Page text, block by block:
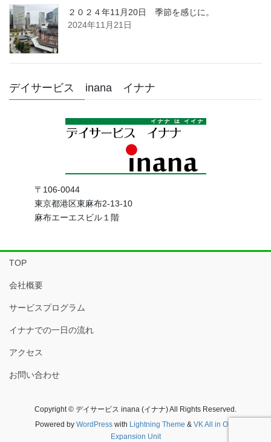
２０２４年11月20日 季節を感じに。
2024年11月21日
デイサービス inana イナナ
〒106-0044
東京都港区東麻布2-13-10
麻布エーエスビル１階
TOP
会社概要
サービスプログラム
イナナでの一日の流れ
アクセス
お問い合わせ
Copyright © デイサービス inana (イナナ) All Rights Reserved.
Powered by WordPresswith Lightning Theme & VK All in One
Expansion Unit